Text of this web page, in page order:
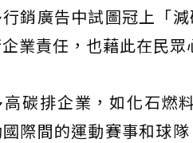
銷廣告中試圖冠上「
業責任，也藉此在民眾
碳排企業，如化石燃
際間的運動賽事和球